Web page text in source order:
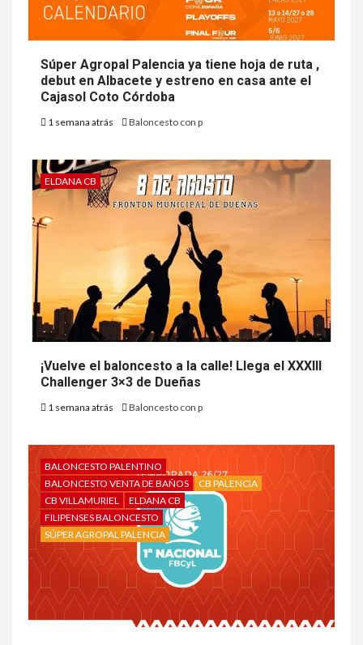
Súper Agropal Palencia ya tiene hoja de ruta ,
debut en Albacete y estreno en casa ante el
Cajasol Coto Córdoba
1 semana atrás Baloncesto con p
ELDANA CB
¡Vuelve el baloncesto a la calle! Llega el XXXIII
Challenger 3×3 de Dueñas
1 semana atrás Baloncesto con p
BALONCESTO PALENTINO
BALONCESTO VENTA DE BAÑOS
CB PALENCIA
CB VILLAMURIEL
ELDANA CB
FILIPENSES BALONCESTO
SÚPER AGROPAL PALENCIA